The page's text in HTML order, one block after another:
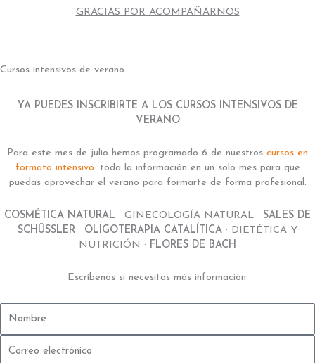
GRACIAS POR ACOMPAÑARNOS
Cursos intensivos de verano
YA PUEDES INSCRIBIRTE A LOS CURSOS INTENSIVOS DE
VERANO
Para este mes de julio hemos programado 6 de nuestros cursos en
formato intensivo: toda la información en un solo mes para que
puedas aprovechar el verano para formarte de forma profesional.
COSMÉTICA NATURAL · GINECOLOGÍA NATURAL · SALES DE
SCHÜSSLER
OLIGOTERAPIA CATALÍTICA · DIETÉTICA Y
NUTRICIÓN · FLORES DE BACH
Escríbenos si necesitas más información:
electrónico